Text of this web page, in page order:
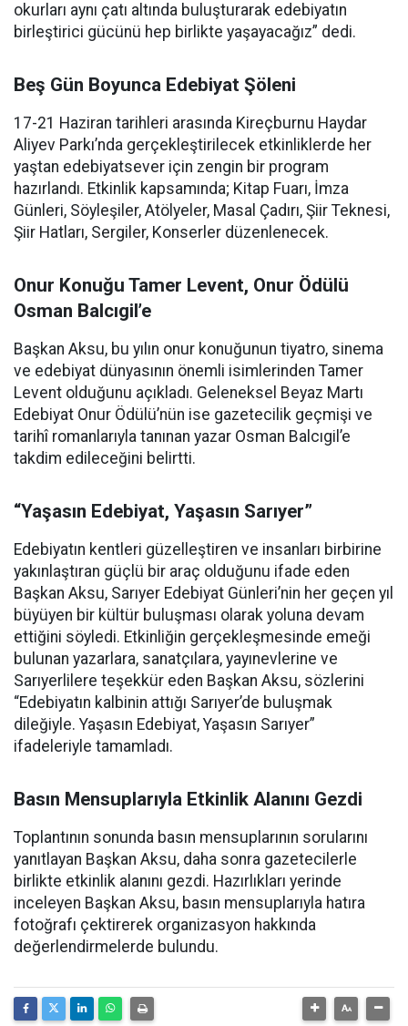
okurları aynı çatı altında buluşturarak edebiyatın
birleştirici gücünü hep birlikte yaşayacağız” dedi.
Beş Gün Boyunca Edebiyat Şöleni
17-21 Haziran tarihleri arasında Kireçburnu Haydar
Aliyev Parkı’nda gerçekleştirilecek etkinliklerde her
yaştan edebiyatsever için zengin bir program
hazırlandı. Etkinlik kapsamında; Kitap Fuarı, İmza
Günleri, Söyleşiler, Atölyeler, Masal Çadırı, Şiir Teknesi,
Şiir Hatları, Sergiler, Konserler düzenlenecek.
Onur Konuğu Tamer Levent, Onur Ödülü
Osman Balcıgil’e
Başkan Aksu, bu yılın onur konuğunun tiyatro, sinema
ve edebiyat dünyasının önemli isimlerinden Tamer
Levent olduğunu açıkladı. Geleneksel Beyaz Martı
Edebiyat Onur Ödülü’nün ise gazetecilik geçmişi ve
tarihî romanlarıyla tanınan yazar Osman Balcıgil’e
takdim edileceğini belirtti.
“Yaşasın Edebiyat, Yaşasın Sarıyer”
Edebiyatın kentleri güzelleştiren ve insanları birbirine
yakınlaştıran güçlü bir araç olduğunu ifade eden
Başkan Aksu, Sarıyer Edebiyat Günleri’nin her geçen yıl
büyüyen bir kültür buluşması olarak yoluna devam
ettiğini söyledi. Etkinliğin gerçekleşmesinde emeği
bulunan yazarlara, sanatçılara, yayınevlerine ve
Sarıyerlilere teşekkür eden Başkan Aksu, sözlerini
“Edebiyatın kalbinin attığı Sarıyer’de buluşmak
dileğiyle. Yaşasın Edebiyat, Yaşasın Sarıyer”
ifadeleriyle tamamladı.
Basın Mensuplarıyla Etkinlik Alanını Gezdi
Toplantının sonunda basın mensuplarının sorularını
yanıtlayan Başkan Aksu, daha sonra gazetecilerle
birlikte etkinlik alanını gezdi. Hazırlıkları yerinde
inceleyen Başkan Aksu, basın mensuplarıyla hatıra
fotoğrafı çektirerek organizasyon hakkında
değerlendirmelerde bulundu.